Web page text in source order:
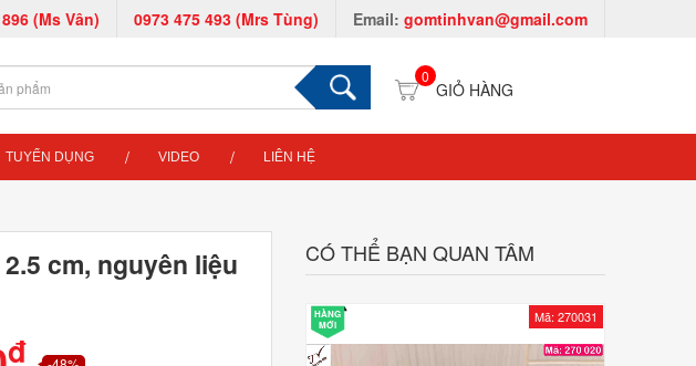
(Ms Vân) 0973 475 493 (Mrs Tùng) Email: gomtinhvan@gmail.com
0
TUYỂN DỤNG VIDEO LIÊN HỆ
cm, nguyên liệu
đ
CÓ THỂ BẠN QUAN TÂM
HÀNG
MỚI
Mã: 270031